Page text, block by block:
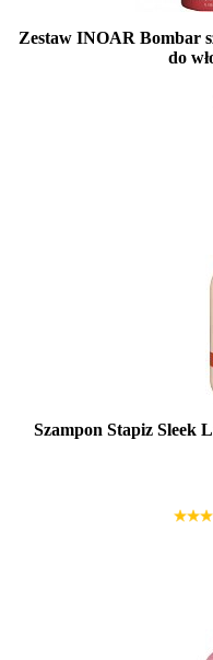
Zestaw INOAR Bombar
do
Szampon Stapiz Sleek
Duża